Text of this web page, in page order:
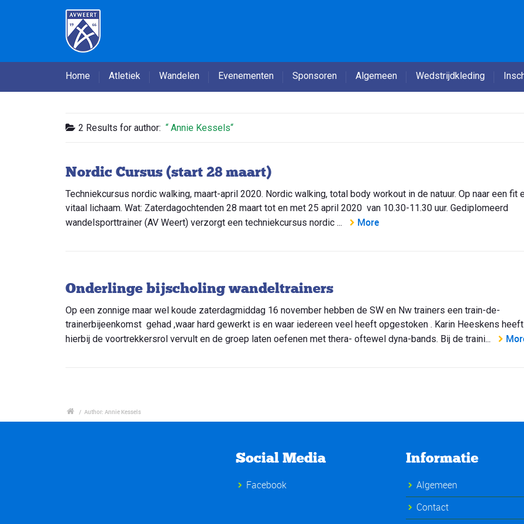
Home Atletiek Wandelen Evenementen Sponsoren Algemeen Wedstrijdkleding
2 Results for author: Annie Kessels
Nordic Cursus (start 28 maart)
Techniekcursus nordic walking, maart-april 2020. Nordic walking, total body workout in de natuur. Op naar een fit
vitaal lichaam. Wat: Zaterdagochtenden 28 maart tot en met 25 april 2020 van 10.30-11.30 uur. Gediplomeerd
wandelsporttrainer (AV Weert) verzorgt een techniekcursus nordic ...
More
Onderlinge bijscholing wandeltrainers
Op een zonnige maar wel koude zaterdagmiddag 16 november hebben de SW en Nw trainers een train-de-
trainerbijeenkomst gehad ,waar hard gewerkt is en waar iedereen veel heeft opgestoken . Karin Heeskens heeft
hierbij de voortrekkersrol vervult en de groep laten oefenen met thera- oftewel dyna-bands. Bij de traini...
/ Author: Annie Kessels
Social Media
Facebook
Informatie
Algemeen
Contact